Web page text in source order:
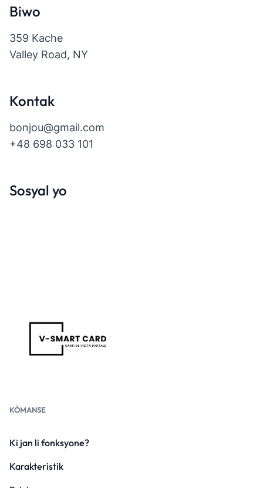
Biwo
359 Kache
Valley Road, NY
Kontak
bonjou@gmail.com
+48 698 033 101
Sosyal yo
KÒMANSE
Ki jan li fonksyone?
Karakteristik